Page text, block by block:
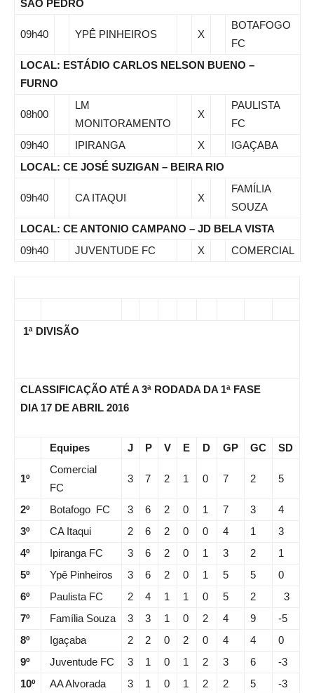
SÃO PEDRO
09h40 YPÊ PINHEIROS X
BOTAFOGO
FC
LOCAL: ESTÁDIO CARLOS NELSON BUENO –
FURNO
08h00
LM
MONITORAMENTO
X
PAULISTA
FC
09h40
IPIRANGA X
IGAÇABA
LOCAL: CE JOSÉ SUZIGAN – BEIRA RIO
09h40 CA ITAQUI X
FAMÍLIA
SOUZA
LOCAL: CE ANTONIO CAMPANO – JD BELA VISTA
09h40
JUVENTUDE FC X COMERCIAL
1ª DIVISÃO
CLASSIFICAÇÃO ATÉ A 3ª RODADA DA 1ª FASE
DIA 17 DE ABRIL 2016
Equipes J P V E D GP GC SD
1º
Comercial
FC
3 7 2 1 0 7 2 5
2º Botafogo FC 3 6 2 0 1 7 3
4
3º
CA Itaqui 2 6 2 0 0 4 1
3
4º
Ipiranga FC 3 6 2 0 1 3 2
1
5º
Ypê Pinheiros 3 6 2 0 1 5 5
0
6º
Paulista FC 2 4 1 1 0 5 2
3
7º
Família Souza 3 3 1 0 2 4 9
-5
8º
Igaçaba 2 2 0 2 0 4 4
0
9º
Juventude FC 3 1 0 1 2 3 6
-3
10º
AA Alvorada 3 1 0 1 2 2 5 -3